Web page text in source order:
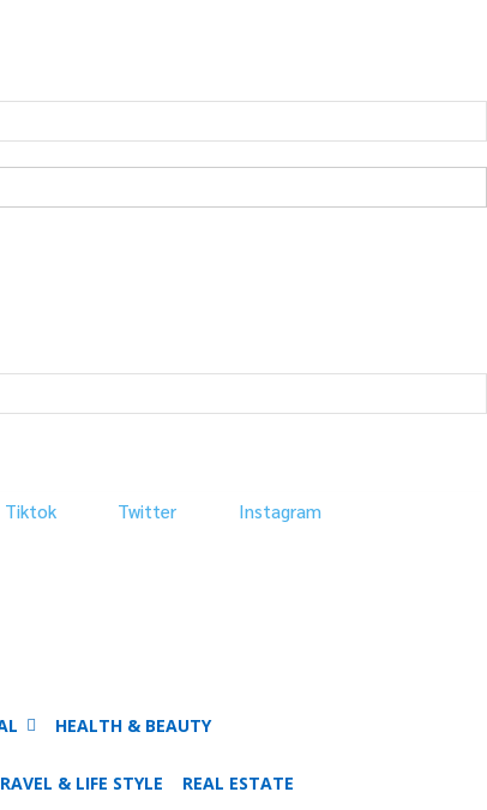
Tiktok Twitter Instagram
HEALTH & BEAUTY
& LIFE STYLE REAL ESTATE